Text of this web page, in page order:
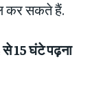
कर सकते हैं.
15 घंटे पढ़ना